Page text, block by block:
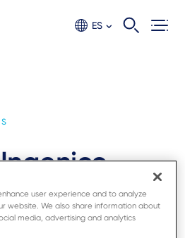
ES
mi
user experience and to analyze
website. We also share information about
media, advertising and analytics